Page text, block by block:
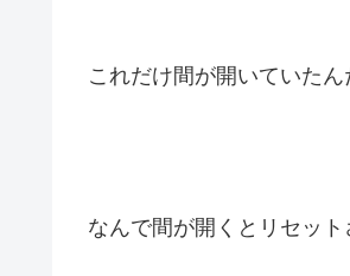
これだけ間が開いていた
なんで間が開くとリセッ